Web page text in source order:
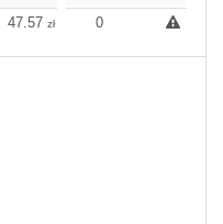
47.57 zł 47.12 47.12zł
0